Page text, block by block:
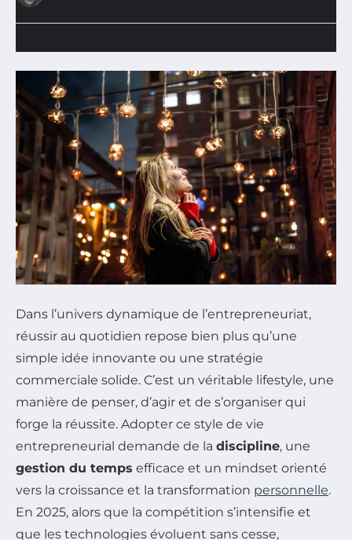
Dans l’univers dynamique de l’entrepreneuriat,
réussir au quotidien repose bien plus qu’une
simple idée innovante ou une stratégie
commerciale solide. C’est un véritable lifestyle, une
manière de penser, d’agir et de s’organiser qui
forge la réussite. Adopter ce style de vie
entrepreneurial demande de la discipline, une
gestion du temps efficace et un mindset orienté
vers la croissance et la transformation personnelle.
En 2025, alors que la compétition s’intensifie et
que les technologies évoluent sans cesse,